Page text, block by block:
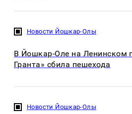
Новости Йошкар-Олы
В Йошкар-Оле на Ленинском
Гранта» сбила пешехода
Новости Йошкар-Олы